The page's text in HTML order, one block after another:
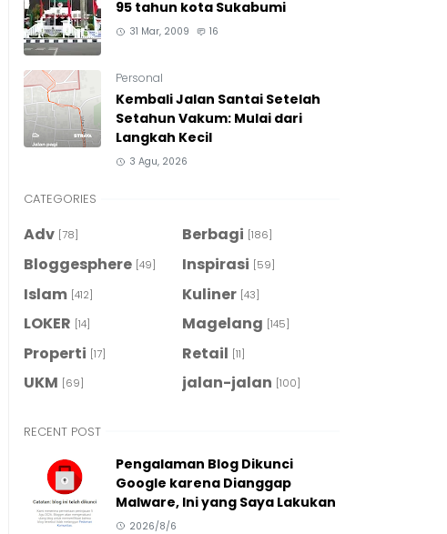
95 tahun kota Sukabumi
31 Mar, 2009 16
Personal
Kembali Jalan Santai Setelah
Setahun Vakum: Mulai dari
Langkah Kecil
3 Agu, 2026
CATEGORIES
Adv [78] Berbagi [186]
Bloggesphere [49] Inspirasi [59]
Islam [412] Kuliner [43]
LOKER [14] Magelang [145]
Properti [17] Retail [11]
UKM [69] jalan-jalan [100]
RECENT POST
Pengalaman Blog Dikunci
Google karena Dianggap
Malware, Ini yang Saya Lakukan
2026/8/6